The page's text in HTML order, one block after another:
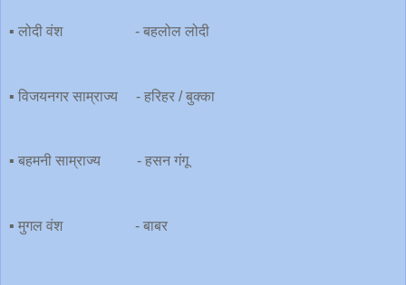
▪️ लोदी वंश - बहलोल लोदी
▪️ विजयनगर साम्राज्य - हरिहर / बुक्का
▪️ बहमनी साम्राज्य - हसन गंगू
▪️ मुगल वंश - बाबर